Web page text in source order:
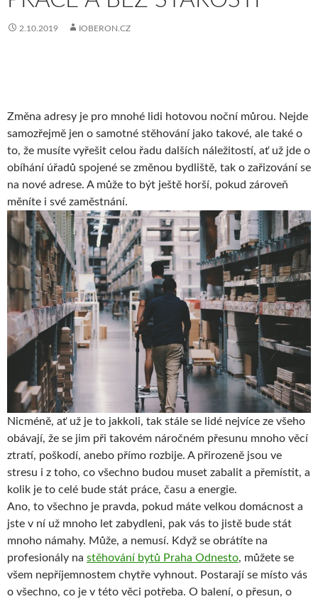
2.10.2019 IOBERON.CZ
Změna adresy je pro mnohé lidi hotovou noční můrou. Nejde
samozřejmě jen o samotné stěhování jako takové, ale také o
to, že musíte vyřešit celou řadu dalších náležitostí, ať už jde o
obíhání úřadů spojené se změnou bydliště, tak o zařizování se
na nové adrese. A může to být ještě horší, pokud zároveň
měníte i své zaměstnání.
Nicméně, ať už je to jakkoli, tak stále se lidé nejvíce ze všeho
obávají, že se jim při takovém náročném přesunu mnoho věcí
ztratí, poškodí, anebo přímo rozbije. A přirozeně jsou ve
stresu i z toho, co všechno budou muset zabalit a přemístit, a
kolik je to celé bude stát práce, času a energie.
Ano, to všechno je pravda, pokud máte velkou domácnost a
jste v ní už mnoho let zabydleni, pak vás to jistě bude stát
mnoho námahy. Může, a nemusí. Když se obrátíte na
profesionály na stěhování bytů Praha Odnesto, můžete se
všem nepříjemnostem chytře vyhnout. Postarají se místo vás
o všechno, co je v této věci potřeba. O balení, o přesun, o